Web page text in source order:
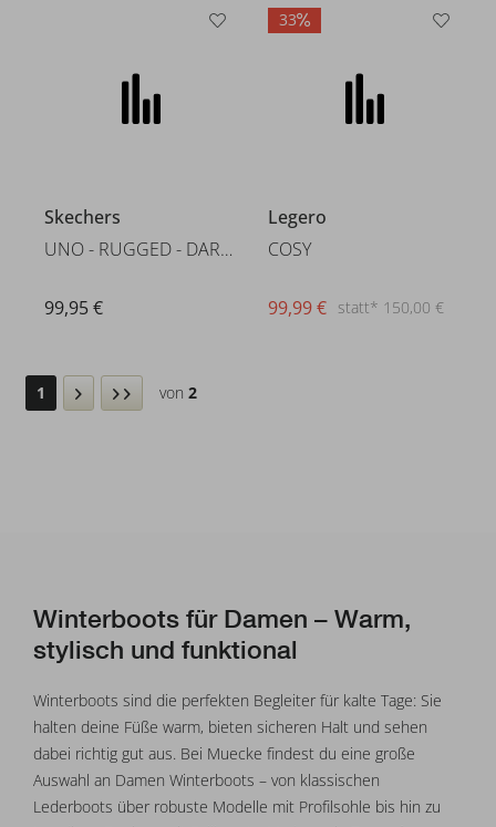
Skechers
UNO - RUGGED - DARLING DAZE
99,95 €
33
Legero
COSY
statt* 150,00 €
99,99 €
1 von2
Winterboots für Damen – Warm,
stylisch und funktional
Winterboots sind die perfekten Begleiter für kalte Tage: Sie
halten deine Füße warm, bieten sicheren Halt und sehen
dabei richtig gut aus. Bei Muecke findest du eine große
Auswahl an Damen Winterboots – von klassischen
Lederboots über robuste Modelle mit Profilsohle bis hin zu